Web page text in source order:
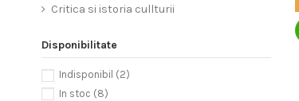
Critica si istoria cullturii
Disponibilitate
Indisponibil (2)
In stoc (8)